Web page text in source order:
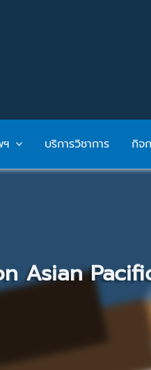
บริการวิชาการ กิจ
Asian